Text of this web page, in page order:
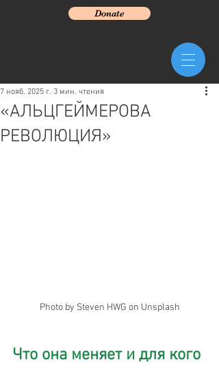
Donate
«АЛЬЦГЕЙМЕРОВА
РЕВОЛЮЦИЯ»
7 нояб. 2025 г. 3 мин. чтения
Photo by Steven HWG on Unsplash
Что она меняет и для кого